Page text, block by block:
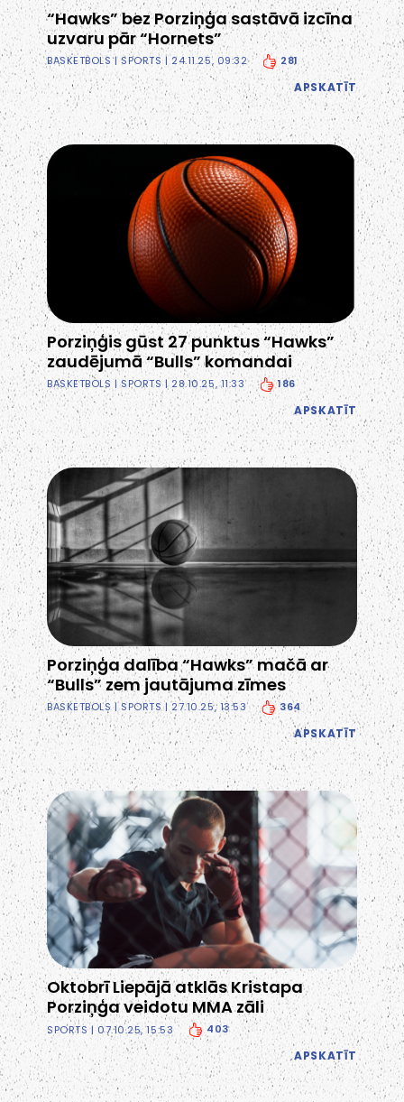
“Hawks” bez Porziņģa sastāvā izcīna
uzvaru pār “Hornets”
BASKETBOLS|SPORTS | 24.11.25, 09:32 281
APSKATĪT
Porziņģis gūst 27 punktus “Hawks”
zaudējumā “Bulls” komandai
BASKETBOLS |SPORTS| 28.10.25, 11:33 186
APSKATĪT
Porziņģa dalība “Hawks” mačā ar
“Bulls” zem jautājuma zīmes
BASKETBOLS|SPORTS| 27.10.25, 13:53 364
APSKATĪT
Oktobrī Liepājā atklās Kristapa
Porziņģa veidotu MMA zāli
SPORTS | 07.10.25, 15:53 403
APSKATĪT